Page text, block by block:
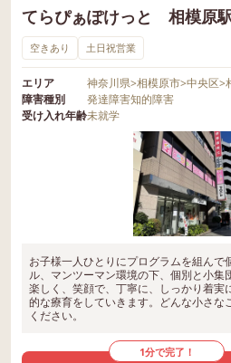
てらぴぁぽけっと 相模原
空きあり 土日祝営業
エリア 神奈川県>相模原市>中央区>
障害種別
発達障害知的障害
受け入れ年齢未就学
お子様一人ひとりにプログラムを組んで
ル、マンツーマン環境の下、個別と小集
楽しく、笑顔で、丁寧に、しっかり着実
的な療育をしていきます。どんな小さな
ください。
1分で完了！